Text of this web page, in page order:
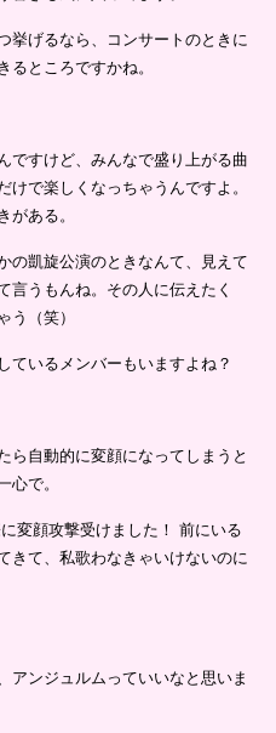
挙げるなら、コンサートのときに
るところですかね。
ですけど、みんなで盛り上がる曲
けで楽しくなっちゃうんですよ。
がある。
の凱旋公演のときなんて、見えて
言うもんね。その人に伝えたく
う（笑）
ているメンバーもいますよね？
ら自動的に変顔になってしまうと
心で。
変顔攻撃受けました！ 前にいる
きて、私歌わなきゃいけないのに
アンジュルムっていいなと思いま